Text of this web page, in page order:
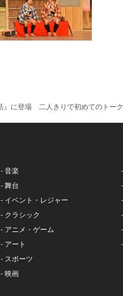
』に登場 二人きりで初めてのトー
- 音楽
- 舞台
- イベント・レジャー
- クラシック
- アニメ・ゲーム
- アート
- スポーツ
- 映画